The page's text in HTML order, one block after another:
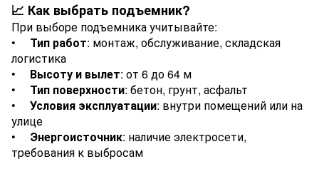
📈 Как выбрать подъемник?
При выборе подъемника учитывайте:
• Тип работ: монтаж, обслуживание, складская
логистика
• Высоту и вылет: от 6 до 64 м
• Тип поверхности: бетон, грунт, асфальт
• Условия эксплуатации: внутри помещений или на
улице
• Энергоисточник: наличие электросети,
требования к выбросам